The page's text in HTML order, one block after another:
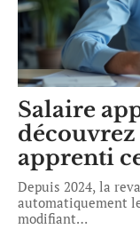
Salaire
découvrez
apprenti
Depuis 2024, la
automatiquement
modifiant…